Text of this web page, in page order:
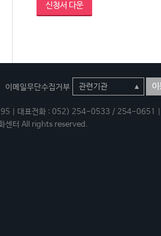
신청서 다운
이메일무단수집거부 이
95 | 대표전화 : 052) 254-0533 / 254-
센터 All rights reserved.